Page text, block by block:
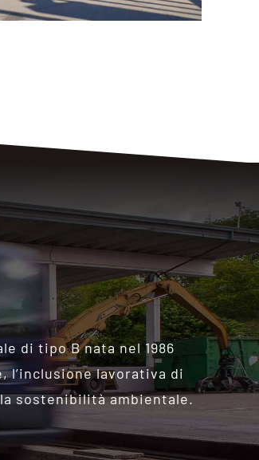
di tipo B nata nel 1986
l’inclusione lavorativa di
sostenibilità ambientale.